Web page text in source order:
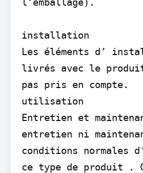
installation
Les éléments d’
livrés avec le
pas pris en compte.
utilisation
Entretien et
entretien ni
conditions normales
ce type de produit .